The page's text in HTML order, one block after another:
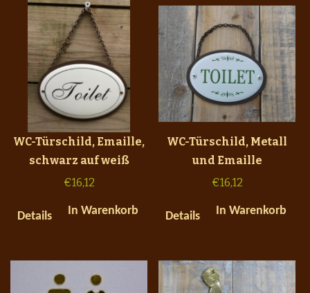
WC-Türschild, Emaille,
schwarz auf weiß
€16,12
Details In Warenkorb
WC-Türschild, Metall
und Emaille
€16,12
Details In Warenkorb